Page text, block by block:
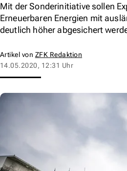
Mit der Sonderinitiative sollen
Erneuerbaren Energien mit
deutlich höher abgesichert
Artikel von ZFK Redaktion
14.05.2020, 12:31 Uhr